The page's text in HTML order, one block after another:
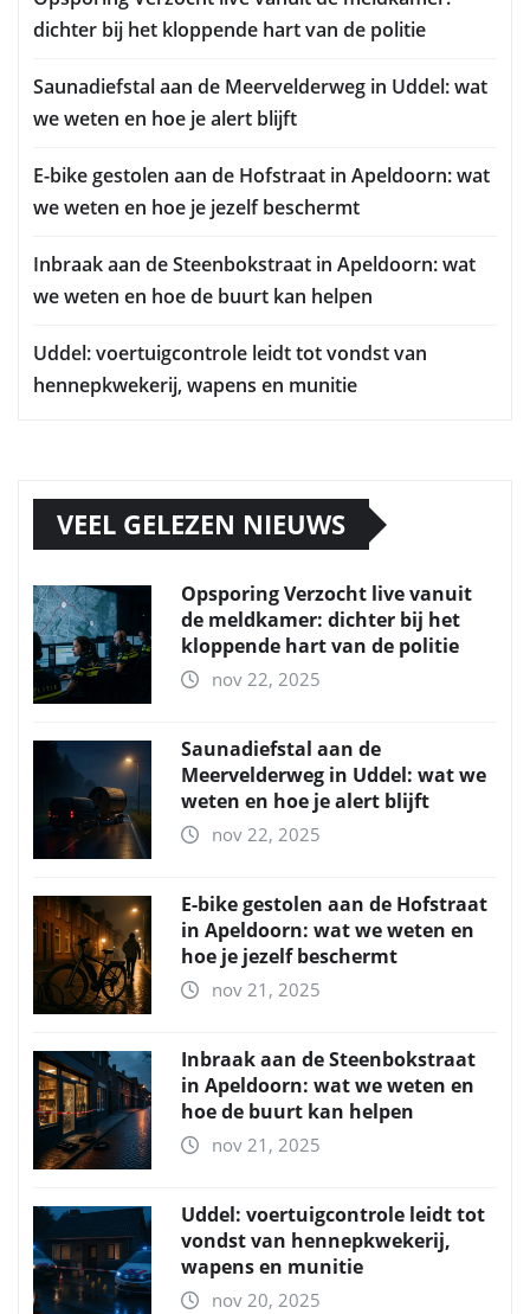
dichter bij het kloppende hart van de politie
Saunadiefstal aan de Meervelderweg in Uddel: wat
we weten en hoe je alert blijft
E-bike gestolen aan de Hofstraat in Apeldoorn: wat
we weten en hoe je jezelf beschermt
Inbraak aan de Steenbokstraat in Apeldoorn: wat
we weten en hoe de buurt kan helpen
Uddel: voertuigcontrole leidt tot vondst van
hennepkwekerij, wapens en munitie
VEEL GELEZEN NIEUWS
Opsporing Verzocht live vanuit
de meldkamer: dichter bij het
kloppende hart van de politie
nov 22, 2025
Saunadiefstal aan de
Meervelderweg in Uddel: wat we
weten en hoe je alert blijft
nov 22, 2025
E-bike gestolen aan de Hofstraat
in Apeldoorn: wat we weten en
hoe je jezelf beschermt
nov 21, 2025
Inbraak aan de Steenbokstraat
in Apeldoorn: wat we weten en
hoe de buurt kan helpen
nov 21, 2025
Uddel: voertuigcontrole leidt tot
vondst van hennepkwekerij,
wapens en munitie
nov 20, 2025